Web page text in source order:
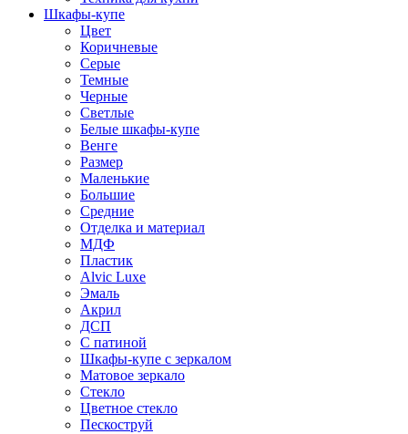
Шкафы-купе
Цвет
Коричневые
Серые
Темные
Черные
Светлые
Белые шкафы-купе
Венге
Размер
Маленькие
Большие
Средние
Отделка и материал
МДФ
Пластик
Alvic Luxe
Эмаль
Акрил
ДСП
С патиной
Шкафы-купе с зеркалом
Матовое зеркало
Стекло
Цветное стекло
Пескоструй